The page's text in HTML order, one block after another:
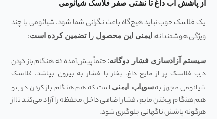
از پاشش آب داغ تا نشتی صفر فلاسک شیائومی
یک فلاسک خوب نباید هیچ‌گاه باعث نگرانی شما شود. شیائومی با چند
ویژگی هوشمندانه، ایمنی این محصول را تضمین کرده است:
سیستم آزادسازی فشار دوگانه: حتماً پیش آمده که هنگام باز کردن
درب فلاسک پر از مایع داغ، بخار با فشار به بیرون بپاشد. فلاسک
شیائومی مجهز بهسوپاپ ایمنی است که هم هنگام باز کردن درب و
هم هنگام ریختن مایع، فشار اضافی داخل محفظه را آزاد می‌کند تا از
هرگونه پاشش ناگهانی جلوگیری شود.